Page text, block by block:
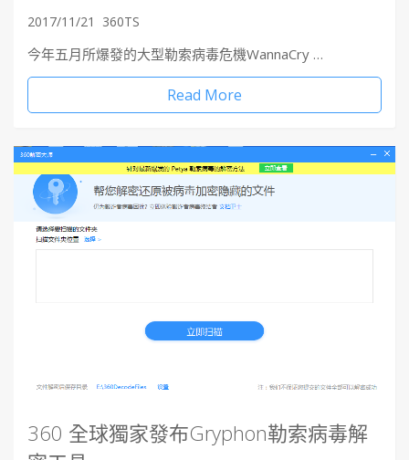
2017/11/21 360TS
今年五月所爆發的大型勒索病毒危機WannaCry …
Read More
360 全球獨家發布Gryphon勒索病毒解